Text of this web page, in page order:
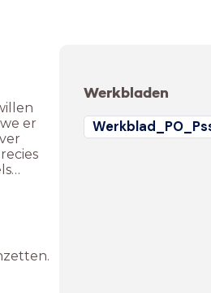
er
Werkbladen